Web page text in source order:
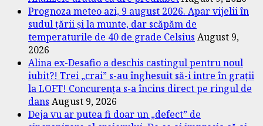
Prognoza meteo azi, 9 august 2026. Apar vijelii în
sudul țării și la munte, dar scăpăm de
temperaturile de 40 de grade Celsius August 9,
2026
Alina ex-Desafio a deschis castingul pentru noul
iubit?! Trei „crai” s-au înghesuit să-i intre în grații
la LOFT! Concurența s-a încins direct pe ringul de
dans August 9, 2026
Deja vu ar putea fi doar un „defect” de